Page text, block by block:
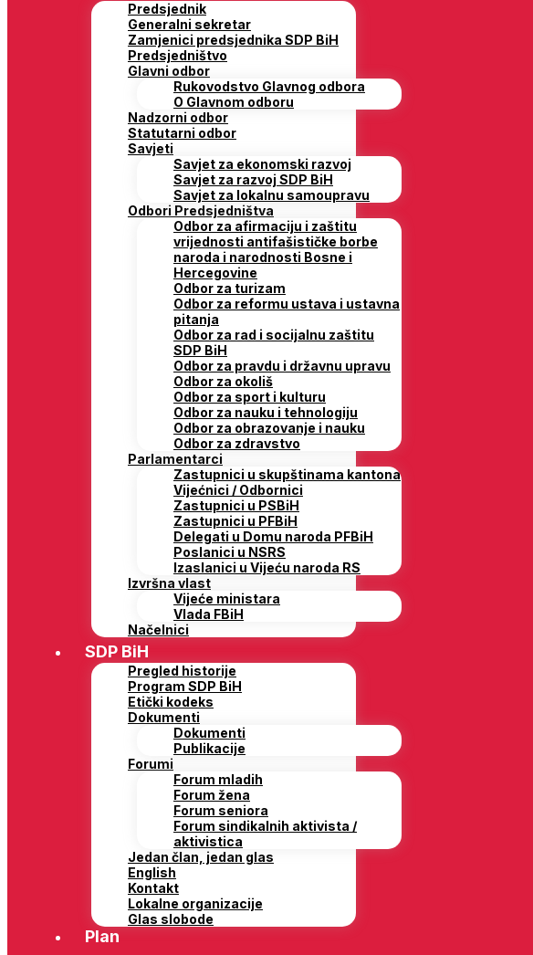
Predsjednik
Generalni sekretar
Zamjenici predsjednika SDP BiH
Predsjedništvo
Glavni odbor
Rukovodstvo Glavnog odbora
O Glavnom odboru
Nadzorni odbor
Statutarni odbor
Savjeti
Savjet za ekonomski razvoj
Savjet za razvoj SDP BiH
Savjet za lokalnu samoupravu
Odbori Predsjedništva
Odbor za afirmaciju i zaštitu
vrijednosti antifašističke borbe
naroda i narodnosti Bosne i
Hercegovine
Odbor za turizam
Odbor za reformu ustava i ustavna
pitanja
Odbor za rad i socijalnu zaštitu
SDP BiH
Odbor za pravdu i državnu upravu
Odbor za okoliš
Odbor za sport i kulturu
Odbor za nauku i tehnologiju
Odbor za obrazovanje i nauku
Odbor za zdravstvo
Parlamentarci
Zastupnici u skupštinama kantona
Vijećnici / Odbornici
Zastupnici u PSBiH
Zastupnici u PFBiH
Delegati u Domu naroda PFBiH
Poslanici u NSRS
Izaslanici u Vijeću naroda RS
Izvršna vlast
Vijeće ministara
Vlada FBiH
Načelnici
SDP BiH
Pregled historije
Program SDP BiH
Etički kodeks
Dokumenti
Dokumenti
Publikacije
Forumi
Forum mladih
Forum žena
Forum seniora
Forum sindikalnih aktivista /
aktivistica
Jedan član, jedan glas
English
Kontakt
Lokalne organizacije
Glas slobode
Plan